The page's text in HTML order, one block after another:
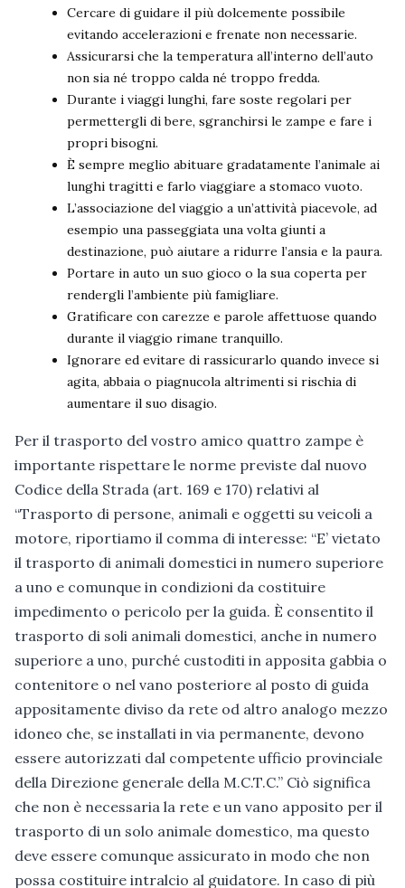
Cercare di guidare il più dolcemente possibile
evitando accelerazioni e frenate non necessarie.
Assicurarsi che la temperatura all’interno dell’auto
non sia né troppo calda né troppo fredda.
Durante i viaggi lunghi, fare soste regolari per
permettergli di bere, sgranchirsi le zampe e fare i
propri bisogni.
È sempre meglio abituare gradatamente l’animale ai
lunghi tragitti e farlo viaggiare a stomaco vuoto.
L’associazione del viaggio a un’attività piacevole, ad
esempio una passeggiata una volta giunti a
destinazione, può aiutare a ridurre l’ansia e la paura.
Portare in auto un suo gioco o la sua coperta per
rendergli l’ambiente più famigliare.
Gratificare con carezze e parole affettuose quando
durante il viaggio rimane tranquillo.
Ignorare ed evitare di rassicurarlo quando invece si
agita, abbaia o piagnucola altrimenti si rischia di
aumentare il suo disagio.
Per il trasporto del vostro amico quattro zampe è
importante rispettare le norme previste dal nuovo
Codice della Strada (art. 169 e 170) relativi al
“Trasporto di persone, animali e oggetti su veicoli a
motore, riportiamo il comma di interesse: “E’ vietato
il trasporto di animali domestici in numero superiore
a uno e comunque in condizioni da costituire
impedimento o pericolo per la guida. È consentito il
trasporto di soli animali domestici, anche in numero
superiore a uno, purché custoditi in apposita gabbia o
contenitore o nel vano posteriore al posto di guida
appositamente diviso da rete od altro analogo mezzo
idoneo che, se installati in via permanente, devono
essere autorizzati dal competente ufficio provinciale
della Direzione generale della M.C.T.C.” Ciò significa
che non è necessaria la rete e un vano apposito per il
trasporto di un solo animale domestico, ma questo
deve essere comunque assicurato in modo che non
possa costituire intralcio al guidatore. In caso di più